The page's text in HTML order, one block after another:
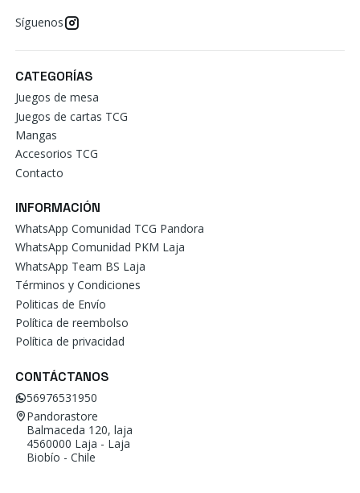
Síguenos
CATEGORÍAS
Juegos de mesa
Juegos de cartas TCG
Mangas
Accesorios TCG
Contacto
INFORMACIÓN
WhatsApp Comunidad TCG Pandora
WhatsApp Comunidad PKM Laja
WhatsApp Team BS Laja
Términos y Condiciones
Politicas de Envío
Política de reembolso
Política de privacidad
CONTÁCTANOS
56976531950
Pandorastore
Balmaceda 120, laja
4560000 Laja - Laja
Biobío - Chile